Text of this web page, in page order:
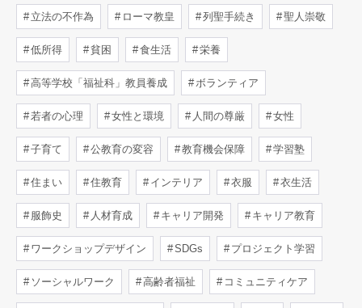
立法の不作為 ローマ教皇 列聖手続き 聖人崇敬
低所得 貧困 食生活 栄養
高等学校「福祉科」教員養成 ボランティア
若者の心理 女性と環境 人間の尊厳 女性
子育て 公教育の変容 教育機会保障 学習塾
住まい 住教育 インテリア 衣服 衣生活
服飾史 人材育成 キャリア開発 キャリア教育
ワークショップデザイン SDGs プロジェクト学習
ソーシャルワーク 高齢者福祉 コミュニティケア